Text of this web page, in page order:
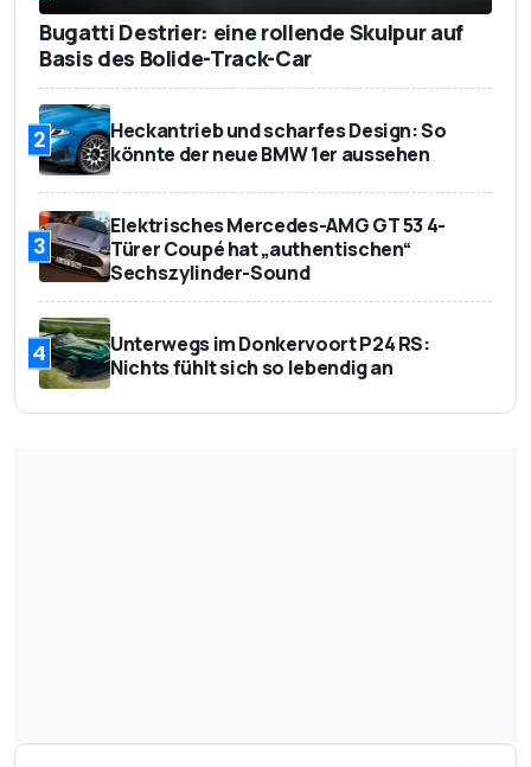
Bugatti Destrier: eine rollende Skulpur auf
Basis des Bolide-Track-Car
2
Heckantrieb und scharfes Design: So
könnte der neue BMW 1er aussehen
3
Elektrisches Mercedes-AMG GT 53 4-
Türer Coupé hat „authentischen“
Sechszylinder-Sound
4
Unterwegs im Donkervoort P24 RS:
Nichts fühlt sich so lebendig an